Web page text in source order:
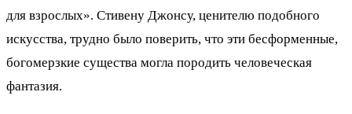
для взрослых». Стивену Джонсу, ценителю подобного
искусства, трудно было поверить, что эти бесформенные,
богомерзкие существа могла породить человеческая
фантазия.